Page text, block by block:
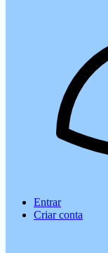
Entrar
Criar conta